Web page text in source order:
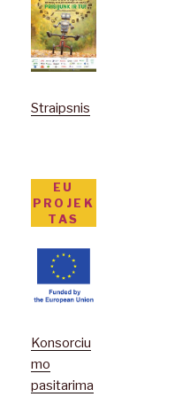
Straipsnis
EU
PROJEK
TAS
Konsorciu
mo
pasitarima